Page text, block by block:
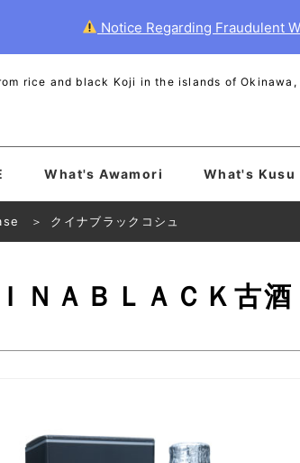
Notice Regarding Fraudulent
rice and black Koji in the islands of
What's Awamori What's Kusu
クイナブラックコシュ
ＮＡＢＬＡＣＫ古酒